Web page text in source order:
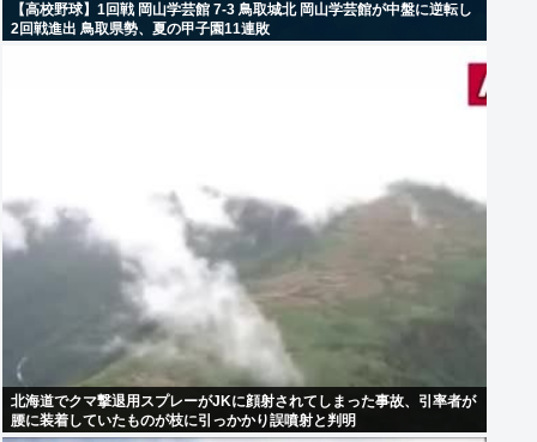
【高校野球】1回戦 岡山学芸館 7-3 鳥取城北 岡山学芸館が中盤に逆転し
2回戦進出 鳥取県勢、夏の甲子園11連敗
北海道でクマ撃退用スプレーがJKに顔射されてしまった事故、引率者が
腰に装着していたものが枝に引っかかり誤噴射と判明